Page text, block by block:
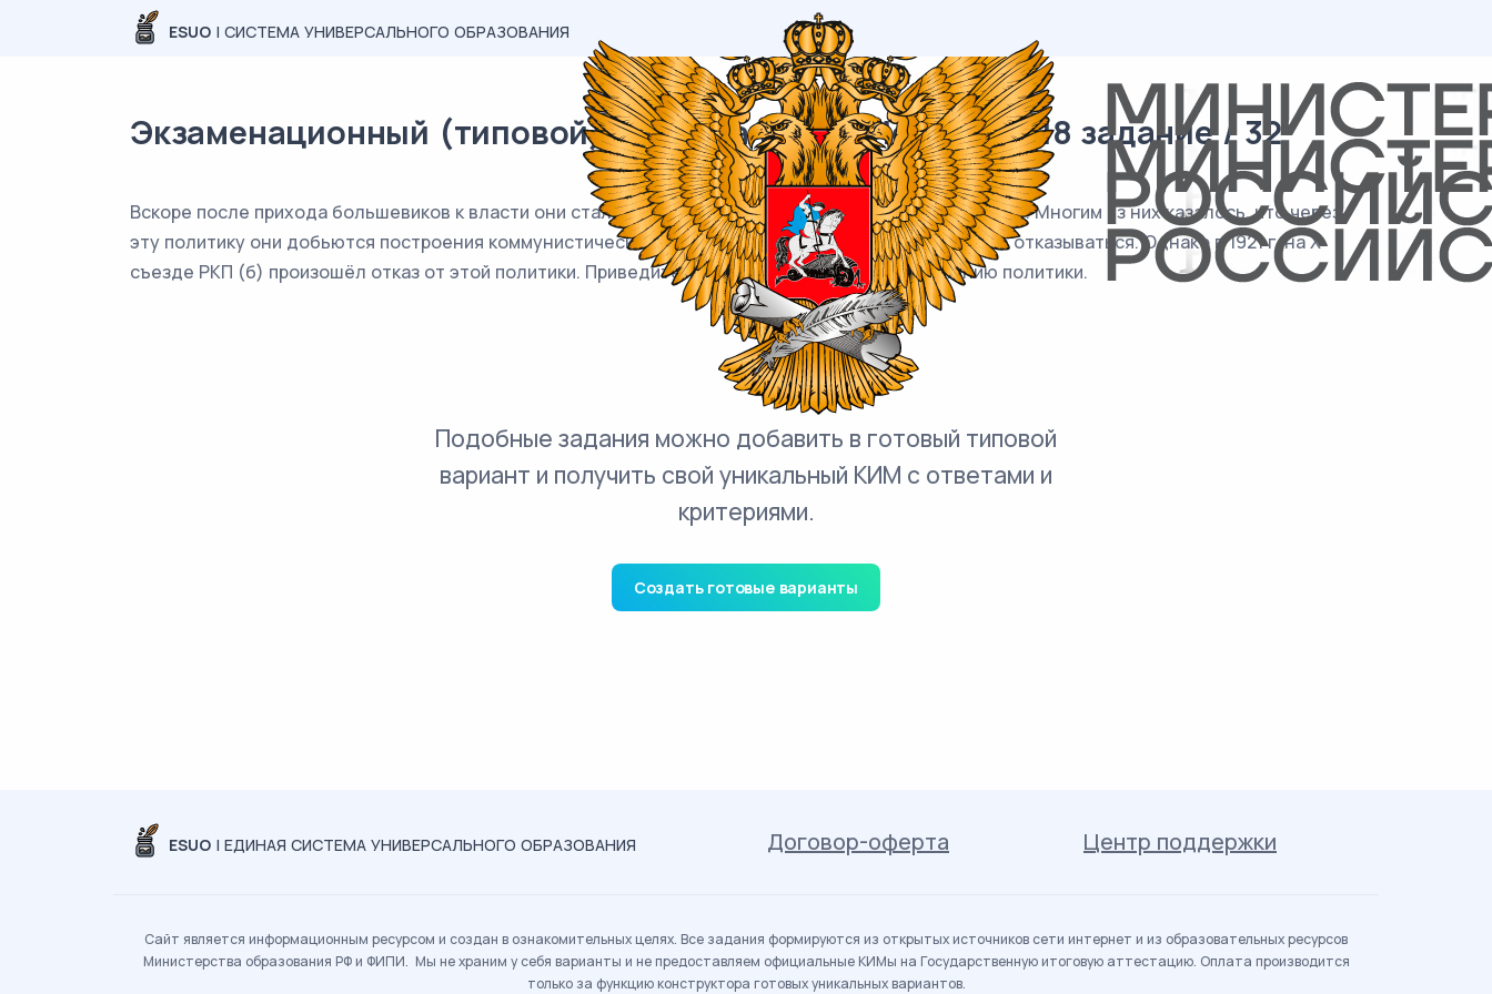
ESUO | СИСТЕМА УНИВЕРСАЛЬНОГО ОБРАЗОВАНИЯ
Экзаменационный (типовой) материал ЕГЭ / История / 18 задание / 32
Вскоре после прихода большевиков к власти они стали проводить политику «военного коммунизма». Многим из них казалось, что через
эту политику они добьются построения коммунистического общества, и они не собирались от неё отказываться. Однако в 1921 г. на X
съезде РКП (б) произошёл отказ от этой политики. Приведите три объяснения такому изменению политики.
Подобные задания можно добавить в готовый типовой
вариант и получить свой уникальный КИМ с ответами и
критериями.
Создать готовые варианты
ESUO | ЕДИНАЯ СИСТЕМА УНИВЕРСАЛЬНОГО ОБРАЗОВАНИЯ Договор-оферта Центр поддержки
Сайт является информационным ресурсом и создан в ознакомительных целях. Все задания формируются из открытых источников сети интернет и из образовательных ресурсов
Министерства образования РФ и ФИПИ. Мы не храним у себя варианты и не предоставляем официальные КИМы на Государственную итоговую аттестацию. Оплата производится
только за функцию конструктора готовых уникальных вариантов.